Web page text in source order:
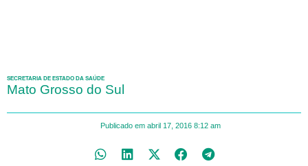
SECRETARIA DE ESTADO DA SAÚDE
Mato Grosso do Sul
Publicado em abril 17, 2016 8:12 am